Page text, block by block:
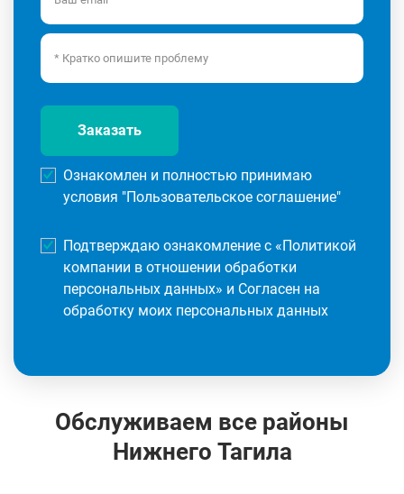
Заказать
Ознакомлен и полностью принимаю
условия "Пользовательское соглашение"
Подтверждаю ознакомление с «Политикой
компании в отношении обработки
персональных данных» и Согласен на
обработку моих персональных данных
Обслуживаем все районы
Нижнего Тагила